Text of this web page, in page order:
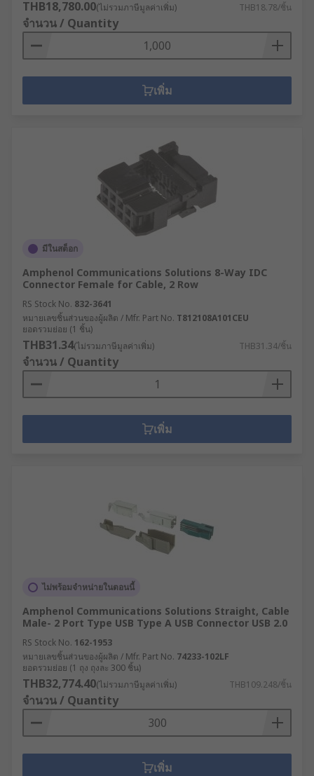
THB18,780.00(ไม่รวมภาษีมูลค่าเพิ่ม) THB18.78/ชิ้น
จำนวน / Quantity
เพิ่ม
มีในสต็อก
Amphenol Communications Solutions 8-Way IDC
Connector Female for Cable, 2 Row
RS Stock No. 832-3641
หมายเลขชิ้นส่วนของผู้ผลิต / Mfr. Part No. T812108A101CEU
ยอดรวมย่อย (1 ชิ้น)
THB31.34(ไม่รวมภาษีมูลค่าเพิ่ม) THB31.34/ชิ้น
จำนวน / Quantity
เพิ่ม
ไม่พร้อมจำหน่ายในตอนนี้
Amphenol Communications Solutions Straight, Cable
Male- 2 Port Type USB Type A USB Connector USB 2.0
RS Stock No. 162-1953
หมายเลขชิ้นส่วนของผู้ผลิต / Mfr. Part No. 74233-102LF
ยอดรวมย่อย (1 ถุง ถุงละ 300 ชิ้น)
THB32,774.40(ไม่รวมภาษีมูลค่าเพิ่ม) THB109.248/ชิ้น
จำนวน / Quantity
เพิ่ม